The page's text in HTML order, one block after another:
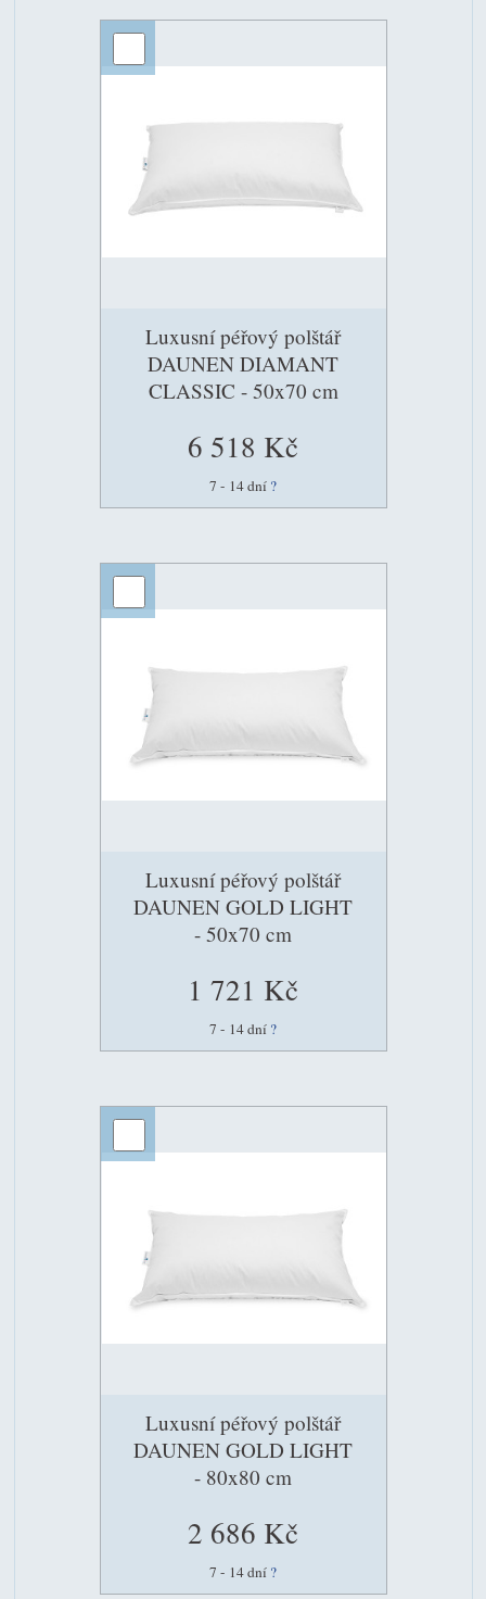
Luxusní péřový polštář
DAUNEN DIAMANT
CLASSIC - 50x70 cm
6 518 Kč
7 - 14 dní ?
Luxusní péřový polštář
DAUNEN GOLD LIGHT
- 50x70 cm
1 721 Kč
7 - 14 dní ?
Luxusní péřový polštář
DAUNEN GOLD LIGHT
- 80x80 cm
2 686 Kč
7 - 14 dní ?